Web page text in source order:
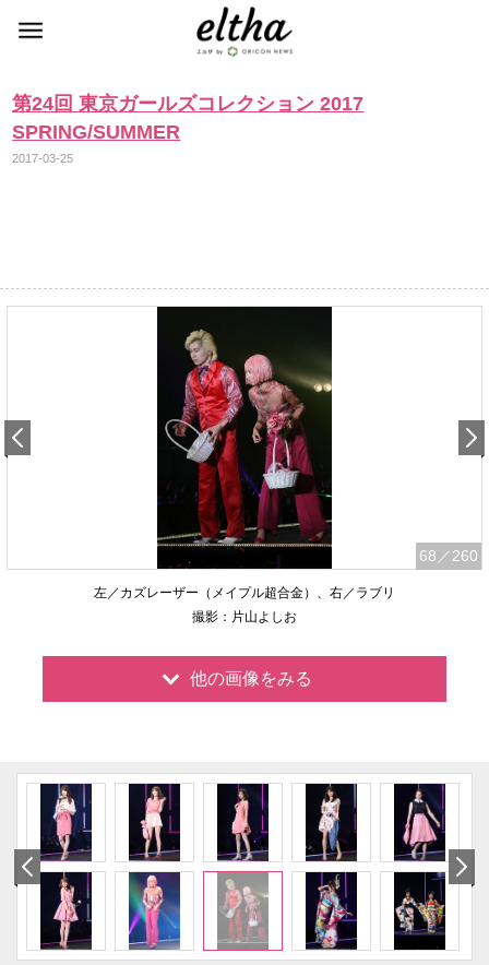
第24回 東京ガールズコレクション 2017
SPRING/SUMMER
2017-03-25
68 ／260
左／カズレーザー（メイプル超合金）、右／ラブリ
撮影：片山よしお
他の画像をみる